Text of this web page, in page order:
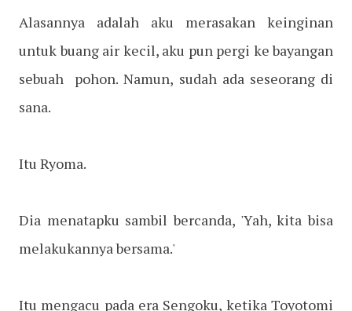
Alasannya adalah aku merasakan keinginan
untuk buang air kecil, aku pun pergi ke bayangan
sebuah pohon. Namun, sudah ada seseorang di
sana.
Itu Ryoma.
Dia menatapku sambil bercanda, 'Yah, kita bisa
melakukannya bersama.'
Itu mengacu pada era Sengoku, ketika Toyotomi